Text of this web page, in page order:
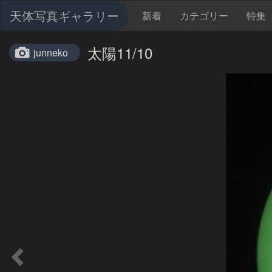
天体写真ギャラリー 新着 カテゴリー 特集
junneko 太陽11/10